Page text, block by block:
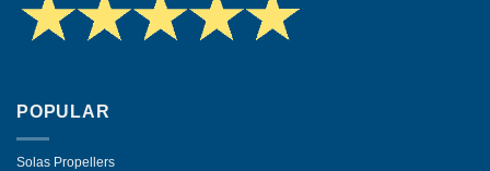
POPULAR
Solas Propellers